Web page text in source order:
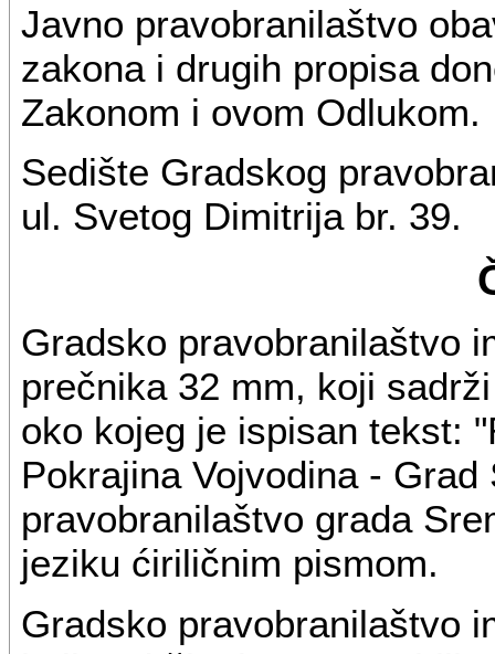
Javno pravobranilaštvo
zakona i drugih propisa
Zakonom i ovom Odlukom.
Sedište Gradskog
ul. Svetog Dimitrija br. 39.
Gradsko pravobranilaštvo
prečnika 32 mm, koji
oko kojeg je ispisan tekst:
Pokrajina Vojvodina -
pravobranilaštvo grada
jeziku ćiriličnim pismom.
Gradsko pravobranilaštvo